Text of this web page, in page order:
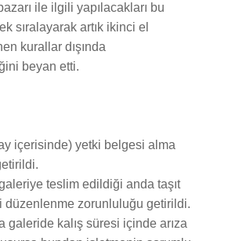
ile ilgili yapılacakları bu
sıralayarak artık ikinci el
kurallar dışında
beyan etti.
içerisinde) yetki belgesi alma
teslim edildiği anda taşıt
düzenlenme zorunluluğu getirildi.
galeride kalış süresi içinde arıza